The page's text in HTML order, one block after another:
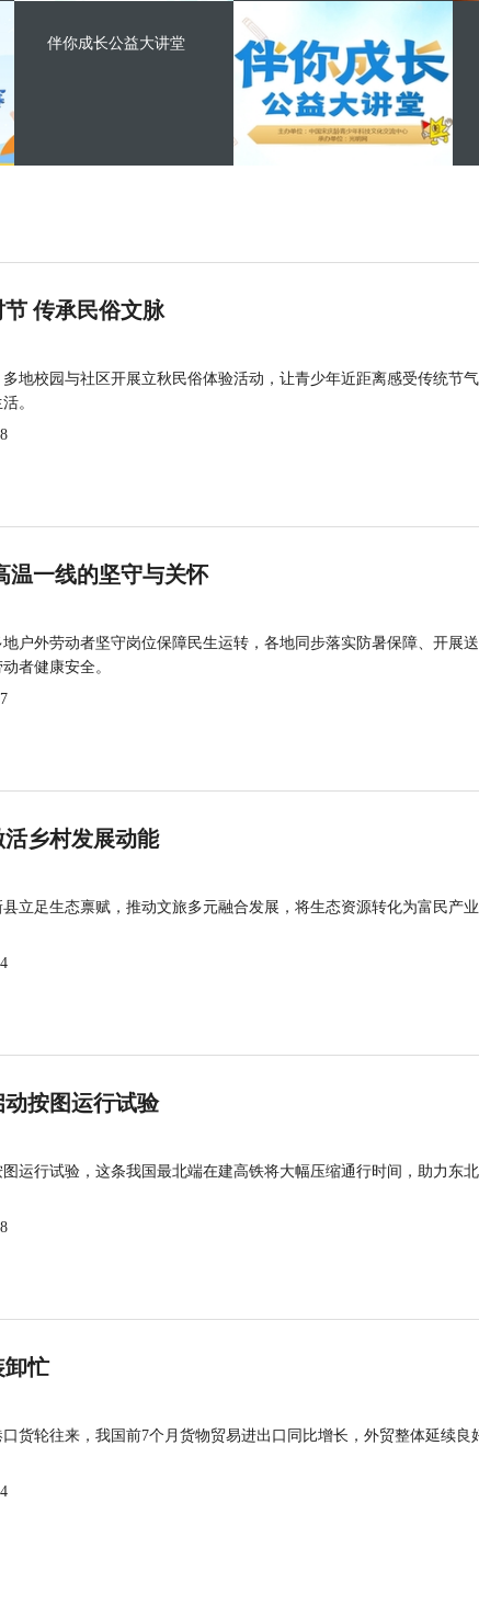
伴你成长公益大讲堂
传承民俗文脉
地校园与社区开展立秋民俗体验活动，让青少年近距离感受传统节
。
温一线的坚守与关怀
户外劳动者坚守岗位保障民生运转，各地同步落实防暑保障、开展
者健康安全。
乡村发展动能
立足生态禀赋，推动文旅多元融合发展，将生态资源转化为富民产
按图运行试验
运行试验，这条我国最北端在建高铁将大幅压缩通行时间，助力东
卸忙
货轮往来，我国前7个月货物贸易进出口同比增长，外贸整体延续良